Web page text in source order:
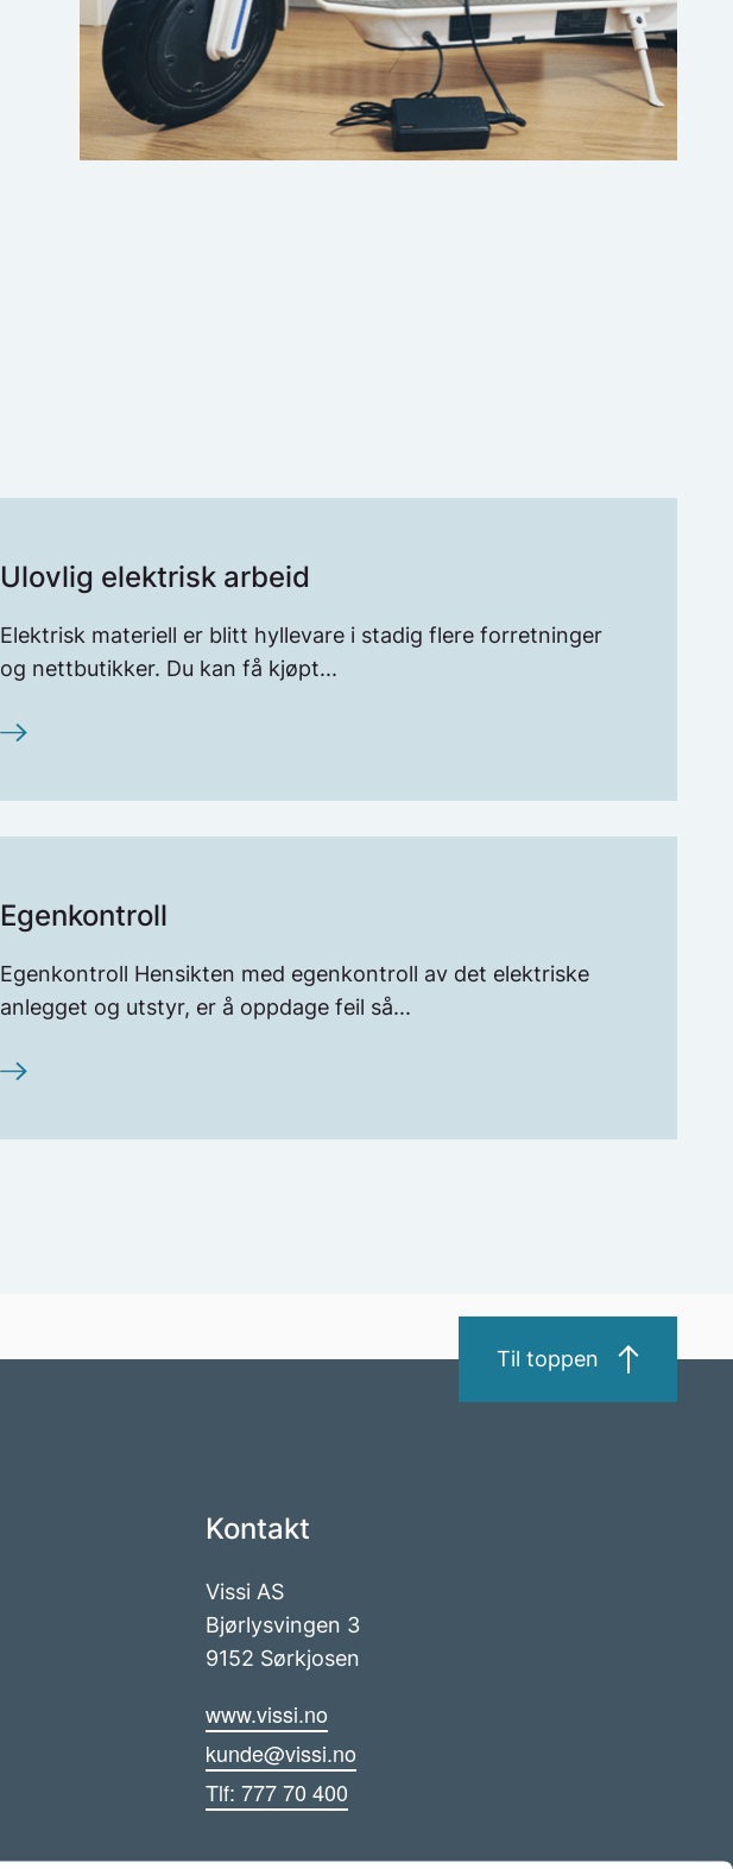
Ulovlig elektrisk arbeid
Elektrisk materiell er blitt hyllevare i stadig flere forretninger
og nettbutikker. Du kan få kjøpt...
Egenkontroll
Egenkontroll Hensikten med egenkontroll av det elektriske
anlegget og utstyr, er å oppdage feil så...
Til toppen
Kontakt
Vissi AS
Bjørlysvingen 3
9152 Sørkjosen
www.vissi.no
kunde@vissi.no
Tlf: 777 70 400